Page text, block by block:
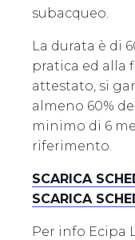
subacqueo.
La durata è di
pratica ed alla
attestato, si
almeno 60%
minimo di 6
riferimento.
SCARICA
SCARICA
Per info Ecipa